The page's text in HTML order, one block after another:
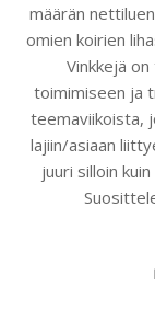
määrän
omien koirien
Vinkkejä
toimimiseen ja
teemaviikoista,
lajiin/asiaan
juuri silloin